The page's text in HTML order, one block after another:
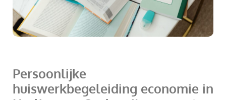
Persoonlijke
huiswerkbegeleiding economie in